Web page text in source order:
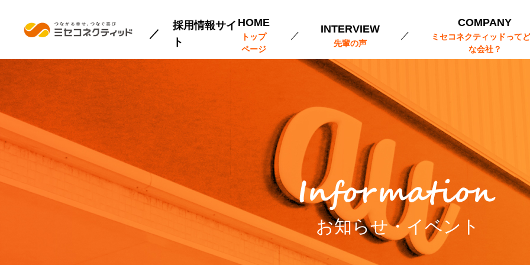
採用情報サイ
ト
HOME
トップ
ページ
INTERVIEW
先輩の声
COMPANY
ミセコネクティッドって
な会社？
お知らせ・イベント